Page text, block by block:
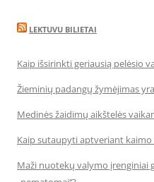
LEKTUVU BILIETAI
Kaip išsirinkti geriausią pelėsio
Žieminių padangų žymėjimas
Medinės žaidimų aikštelės
Kaip sutaupyti aptveriant kaimo
Maži nuotekų valymo įrenginiai